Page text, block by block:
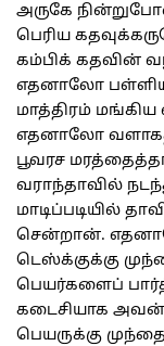
அருகே
பெரிய
கம்பிக் கதவின்
எதனாலோ
மாத்திரம்
எதனாலோ
பூவரச
வராந்தாவில்
மாடிப்படியில்
சென்றான்.
டெஸ்க்குக்கு
பெயர்களைப்
கடைசியாக
பெயருக்கு